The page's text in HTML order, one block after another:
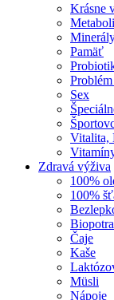
Krásne
Pamäť
Sex
Vitalita,
Zdravá výživa
100%
100%
Čaje
Kaše
Müsli
Nápoje